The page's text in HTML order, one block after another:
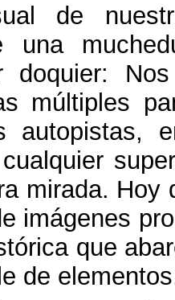
de
una
doquier:
múltiples
autopistas,
mirada. Hoy
imágenes
que
de